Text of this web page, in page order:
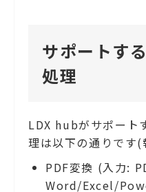
サポートす
処理
LDX hubがサポート
理は以下の通りです(
PDF変換 (入力:
Word/Excel/